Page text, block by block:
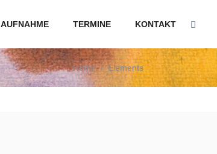
AUFNAHME TERMINE KONTAKT
Home/Elements